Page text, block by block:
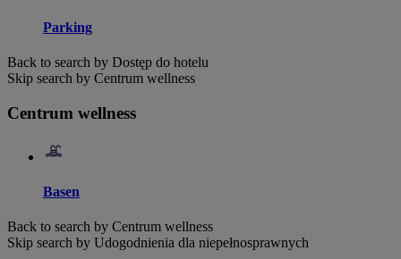
Parking
Back to search by Dostęp do hotelu
Skip search by Centrum wellness
Centrum wellness
Basen
Back to search by Centrum wellness
Skip search by Udogodnienia dla niepełnosprawnych